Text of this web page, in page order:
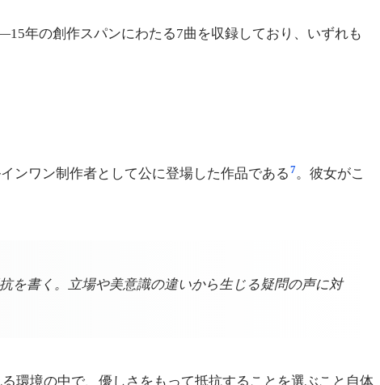
年の創作スパンにわたる7曲を収録しており、いずれも
ンワン制作者として公に登場した作品である 7。彼女がこ
を書く。立場や美意識の違いから生じる疑問の声に対
環境の中で、優しさをもって抵抗することを選ぶこと自体